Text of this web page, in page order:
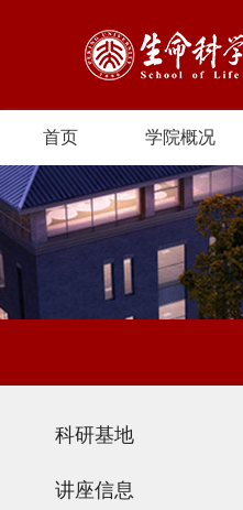
首页 学院概况
科研基地
讲座信息